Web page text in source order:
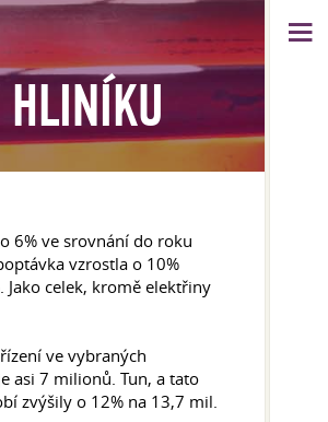
6% ve srovnání do roku
vzrostla o 10%
celek, kromě elektřiny
ve vybraných
asi 7 milionů. Tun, a tato
zvýšily o 12% na 13,7 mil.